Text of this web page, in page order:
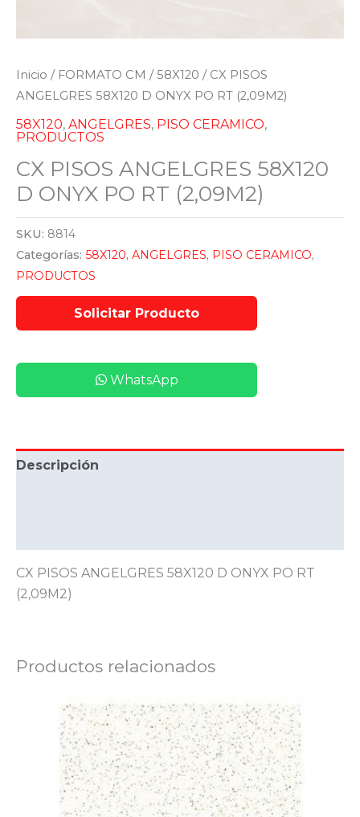
Inicio / FORMATO CM / 58X120 / CX PISOS
ANGELGRES 58X120 D ONYX PO RT (2,09M2)
58X120, ANGELGRES, PISO CERAMICO,
PRODUCTOS
CX PISOS ANGELGRES 58X120
D ONYX PO RT (2,09M2)
SKU: 8814
Categorías: 58X120, ANGELGRES, PISO CERAMICO,
PRODUCTOS
WhatsApp
Descripción
CX PISOS ANGELGRES 58X120 D ONYX PO RT
(2,09M2)
Productos relacionados